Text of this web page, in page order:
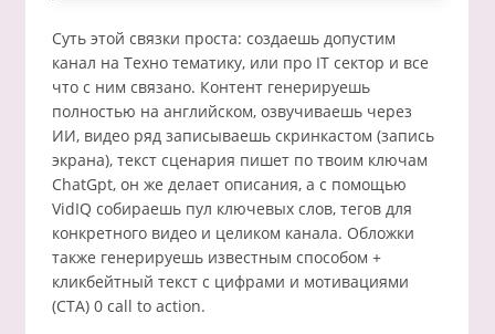
Суть этой связки проста: создаешь допустим
канал на Техно тематику, или про IT сектор и все
что с ним связано. Контент генерируешь
полностью на английском, озвучиваешь через
ИИ, видео ряд записываешь скринкастом (запись
экрана), текст сценария пишет по твоим ключам
ChatGpt, он же делает описания, а с помощью
VidIQ собираешь пул ключевых слов, тегов для
конкретного видео и целиком канала. Обложки
также генерируешь известным способом +
кликбейтный текст с цифрами и мотивациями
(CTA) 0 call to action.